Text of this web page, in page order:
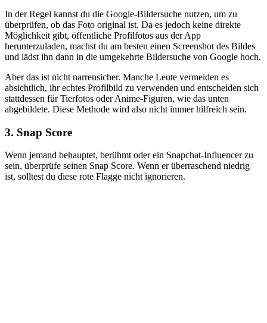
In der Regel kannst du die Google-Bildersuche nutzen, um zu
überprüfen, ob das Foto original ist. Da es jedoch keine direkte
Möglichkeit gibt, öffentliche Profilfotos aus der App
herunterzuladen, machst du am besten einen Screenshot des Bildes
und lädst ihn dann in die umgekehrte Bildersuche von Google hoch.
Aber das ist nicht narrensicher. Manche Leute vermeiden es
absichtlich, ihr echtes Profilbild zu verwenden und entscheiden sich
stattdessen für Tierfotos oder Anime-Figuren, wie das unten
abgebildete. Diese Methode wird also nicht immer hilfreich sein.
3. Snap Score
Wenn jemand behauptet, berühmt oder ein Snapchat-Influencer zu
sein, überprüfe seinen Snap Score. Wenn er überraschend niedrig
ist, solltest du diese rote Flagge nicht ignorieren.